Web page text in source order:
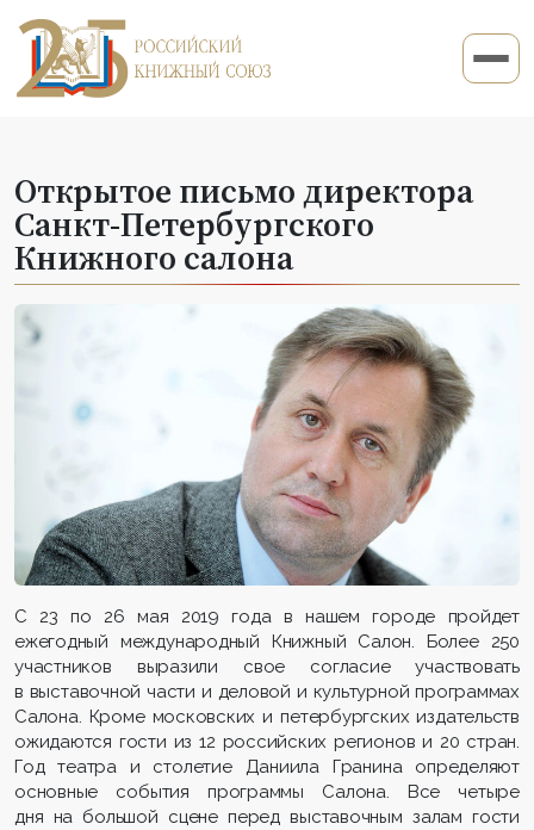
Открытое письмо директора
Санкт-Петербургского
Книжного салона
С 23 по 26 мая 2019 года в нашем городе пройдет
ежегодный международный Книжный Салон. Более 250
участников выразили свое согласие участвовать
в выставочной части и деловой и культурной программах
Салона. Кроме московских и петербургских издательств
ожидаются гости из 12 российских регионов и 20 стран.
Год театра и столетие Даниила Гранина определяют
основные события программы Салона. Все четыре
дня на большой сцене перед выставочным залам гости